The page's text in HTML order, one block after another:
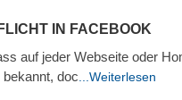
IN FACEBOOK
auf jeder Webseite oder
doc ...Weiterlesen